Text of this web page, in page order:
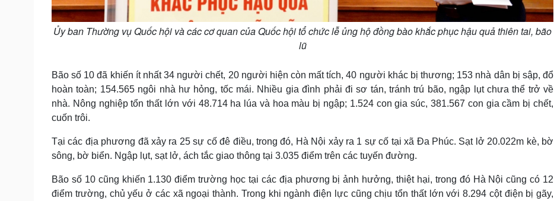
Ủy ban Thường vụ Quốc hội và các cơ quan của Quốc hội tổ chức lễ ủng hộ đồng bào khắc phục hậu quả thiên tai, bão
lũ
Bão số 10 đã khiến ít nhất 34 người chết, 20 người hiện còn mất tích, 40 người khác bị thương; 153 nhà dân bị sập, đổ
hoàn toàn; 154.565 ngôi nhà hư hỏng, tốc mái. Nhiều gia đình phải đi sơ tán, tránh trú bão, ngập lụt chưa thể trở về
nhà. Nông nghiệp tổn thất lớn với 48.714 ha lúa và hoa màu bị ngập; 1.524 con gia súc, 381.567 con gia cầm bị chết,
cuốn trôi.
Tại các địa phương đã xảy ra 25 sự cố đê điều, trong đó, Hà Nội xảy ra 1 sự cố tại xã Đa Phúc. Sạt lở 20.022m kè, bờ
sông, bờ biển. Ngập lụt, sạt lở, ách tắc giao thông tại 3.035 điểm trên các tuyến đường.
Bão số 10 cũng khiến 1.130 điểm trường học tại các địa phương bị ảnh hưởng, thiệt hại, trong đó Hà Nội cũng có 12
điểm trường, chủ yếu ở các xã ngoại thành. Trong khi ngành điện lực cũng chịu tổn thất lớn với 8.294 cột điện bị gãy,